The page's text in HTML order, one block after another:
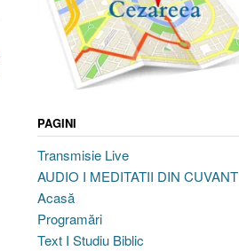
PAGINI
Transmisie Live
AUDIO I MEDITATII DIN CUVANT
Acasă
Programări
Text I Studiu Biblic